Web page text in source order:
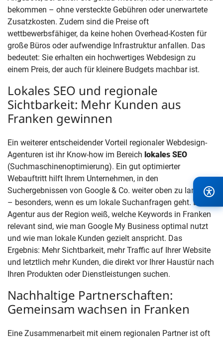
bekommen – ohne versteckte Gebühren oder unerwartete
Zusatzkosten. Zudem sind die Preise oft
wettbewerbsfähiger, da keine hohen Overhead-Kosten für
große Büros oder aufwendige Infrastruktur anfallen. Das
bedeutet: Sie erhalten ein hochwertiges Webdesign zu
einem Preis, der auch für kleinere Budgets machbar ist.
Lokales SEO und regionale
Sichtbarkeit: Mehr Kunden aus
Franken gewinnen
Ein weiterer entscheidender Vorteil regionaler Webdesign-
Agenturen ist ihr Know-how im Bereich lokales SEO
(Suchmaschinenoptimierung). Ein gut optimierter
Webauftritt hilft Ihrem Unternehmen, in den
Suchergebnissen von Google & Co. weiter oben zu landen
– besonders, wenn es um lokale Suchanfragen geht. Eine
Agentur aus der Region weiß, welche Keywords in Franken
relevant sind, wie man Google My Business optimal nutzt
und wie man lokale Kunden gezielt anspricht. Das
Ergebnis: Mehr Sichtbarkeit, mehr Traffic auf Ihrer Website
und letztlich mehr Kunden, die direkt vor Ihrer Haustür nach
Ihren Produkten oder Dienstleistungen suchen.
Nachhaltige Partnerschaften:
Gemeinsam wachsen in Franken
Eine Zusammenarbeit mit einem regionalen Partner ist oft